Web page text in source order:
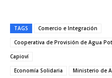
TAGS
Comercio e Integración
Cooperativa de Provisión de Agua
Capioví
Economía Solidaria
Ministerio de